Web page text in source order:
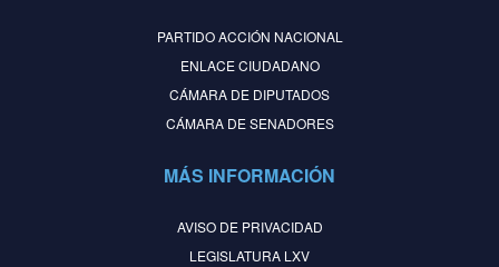
PARTIDO ACCIÓN NACIONAL
ENLACE CIUDADANO
CÁMARA DE DIPUTADOS
CÁMARA DE SENADORES
MÁS INFORMACIÓN
AVISO DE PRIVACIDAD
LEGISLATURA LXV